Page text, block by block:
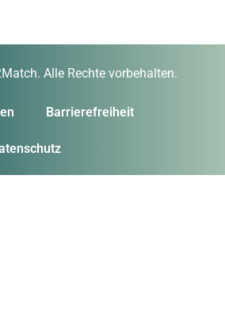
Alle Rechte vorbehalten.
Barrierefreiheit